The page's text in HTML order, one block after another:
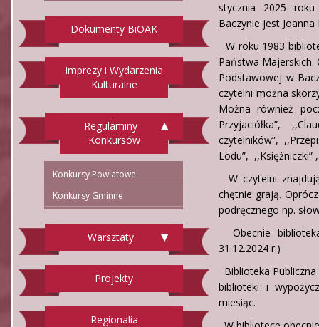
Dokumenty BiOAK
Imprezy i Wydarzenia
Kulturalne
Regulaminy
Konkursów
Konkursy Powiatowe
Konkursy Gminne
Warsztaty
Projekty
Regionalia
stycznia 2025
Baczynie jest Joanna
W roku 1983
Państwa Majerskich.
Podstawowej w
czytelni można
Można również
Przyjaciółka”,
czytelników”,
Lodu”, ,,Księżniczki”
W czytelni
chętnie grają.
podręcznego np.
Obecnie
31.12.2024 r.)
Biblioteka
biblioteki i
miesiąc.